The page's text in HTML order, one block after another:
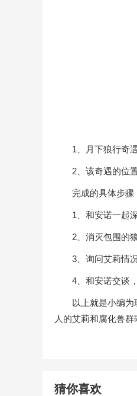
1、月下狼行奇遇
2、该奇遇的位置
完成的具体步骤
1、和安诺一起深
2、消灭包围的狼
3、询问艾莉情况
4、和安诺交谈，
以上就是小编为玩
人的艾莉和腐化兽群
猜你喜欢